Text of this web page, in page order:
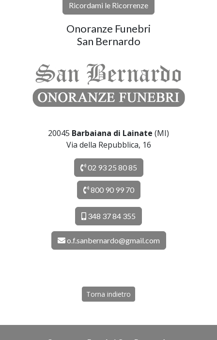
Ricordami le Ricorrenze
Onoranze Funebri
San Bernardo
20045 Barbaiana di Lainate (MI)
Via della Repubblica, 16
02 93 25 80 85
800 90 99 70
348 37 84 355
o.f.sanbernardo@gmail.com
Torna indietro